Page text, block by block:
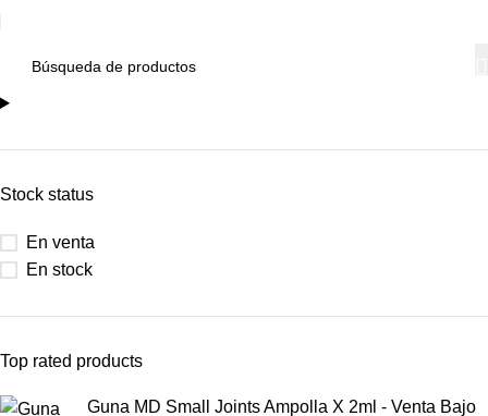
Stock status
En venta
En stock
Top rated products
Guna MD Small Joints Ampolla X 2ml - Venta Bajo